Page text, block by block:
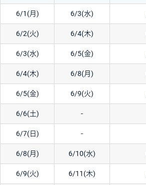
6/1(月) 6/3(水)
6/2(火) 6/4(木)
6/3(水) 6/5(金)
6/4(木) 6/8(月)
6/5(金) 6/9(火)
6/6(土) -
6/7(日) -
6/8(月) 6/10(水)
6/9(火) 6/11(木)